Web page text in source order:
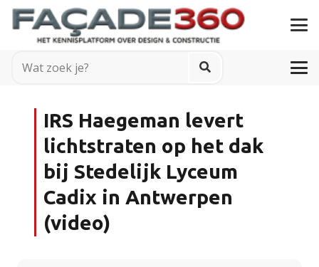
IRS Haegeman levert
lichtstraten op het dak
bij Stedelijk Lyceum
Cadix in Antwerpen
(video)